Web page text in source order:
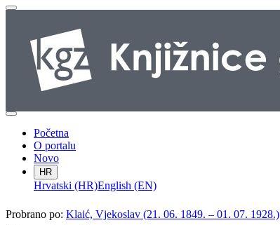
Početna
O portalu
Novo
HR
Hrvatski (HR)English (EN)
Probrano po: Klaić, Vjekoslav (21. 06. 1849. – 01. 07. 1928.)